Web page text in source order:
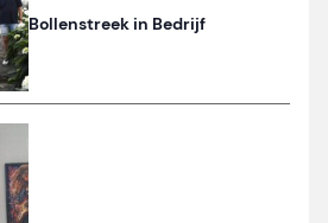
Bollenstreek in Bedrijf